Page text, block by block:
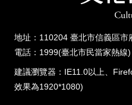
地址：110204 臺北市信義區市
電話：1999(臺北市民當家熱
建議瀏覽器：IE11.0以上、
效果為1920*1080)